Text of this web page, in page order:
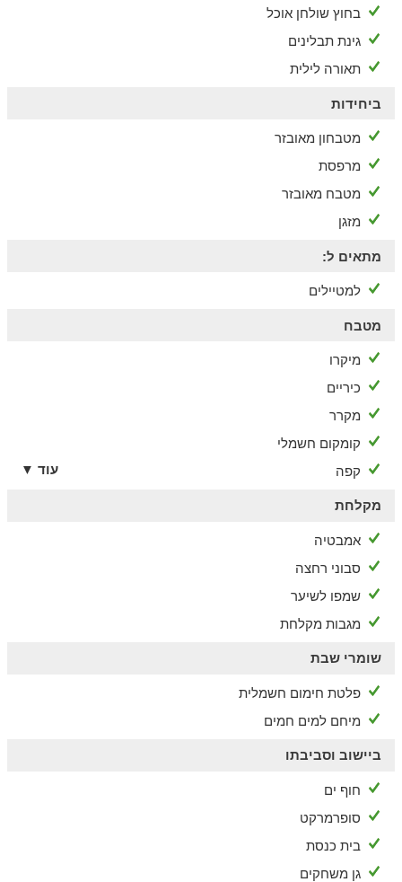
בחוץ שולחן אוכל
גינת תבלינים
תאורה לילית
ביחידות
מטבחון מאובזר
מרפסת
מטבח מאובזר
מזגן
מתאים ל:
למטיילים
מטבח
מיקרו
כיריים
מקרר
קומקום חשמלי
קפה
עוד ▼
מקלחת
אמבטיה
סבוני רחצה
שמפו לשיער
מגבות מקלחת
שומרי שבת
פלטת חימום חשמלית
מיחם למים חמים
ביישוב וסביבתו
חוף ים
סופרמרקט
בית כנסת
גן משחקים